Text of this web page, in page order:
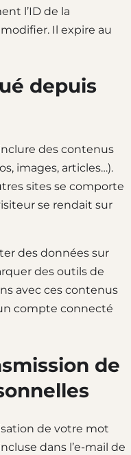
l’ID de la
Il expire au
depuis
des contenus
images, articles…).
sites se comporte
se rendait sur
des données sur
des outils de
avec ces contenus
compte connecté
de
de votre mot
dans l’e-mail de